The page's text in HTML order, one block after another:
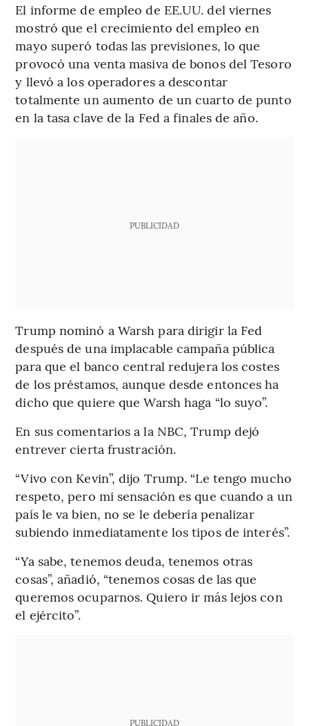
El informe de empleo de EE.UU. del viernes
mostró que el crecimiento del empleo en
mayo superó todas las previsiones, lo que
provocó una venta masiva de bonos del Tesoro
y llevó a los operadores a descontar
totalmente un aumento de un cuarto de punto
en la tasa clave de la Fed a finales de año.
PUBLICIDAD
Trump nominó a Warsh para dirigir la Fed
después de una implacable campaña pública
para que el banco central redujera los costes
de los préstamos, aunque desde entonces ha
dicho que quiere que Warsh haga “lo suyo”.
En sus comentarios a la NBC, Trump dejó
entrever cierta frustración.
“Vivo con Kevin”, dijo Trump. “Le tengo mucho
respeto, pero mi sensación es que cuando a un
país le va bien, no se le debería penalizar
subiendo inmediatamente los tipos de interés”.
“Ya sabe, tenemos deuda, tenemos otras
cosas”, añadió, “tenemos cosas de las que
queremos ocuparnos. Quiero ir más lejos con
el ejército”.
PUBLICIDAD